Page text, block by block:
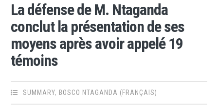
La défense de M. Ntaganda
conclut la présentation de ses
moyens après avoir appelé 19
témoins
SUMMARY, BOSCO NTAGANDA (FRANÇAIS)